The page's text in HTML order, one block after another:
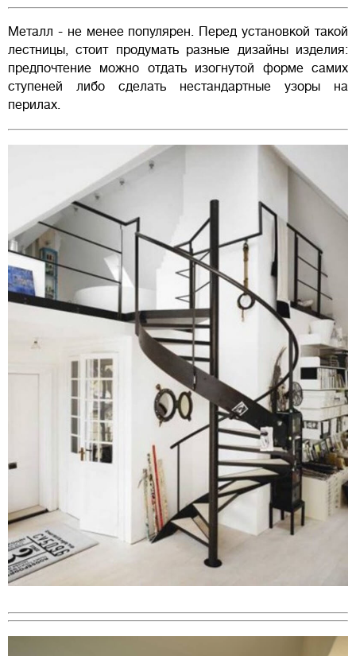
Металл - не менее популярен. Перед установкой такой
лестницы, стоит продумать разные дизайны изделия:
предпочтение можно отдать изогнутой форме самих
ступеней либо сделать нестандартные узоры на
перилах.